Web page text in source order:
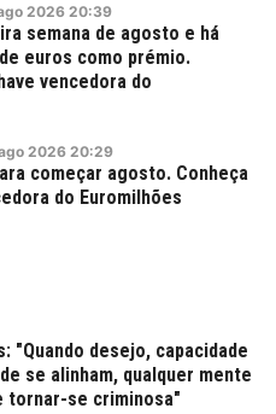
2026 20:39
semana de agosto e há
euros como prémio.
vencedora do
2026 20:29
começar agosto. Conheça
do Euromilhões
"Quando desejo, capacidade
se alinham, qualquer mente
tornar-se criminosa"